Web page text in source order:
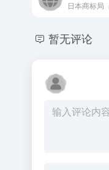
暂无评论